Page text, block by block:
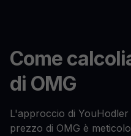
Come
di OMG
L'approccio di
prezzo di OMG è